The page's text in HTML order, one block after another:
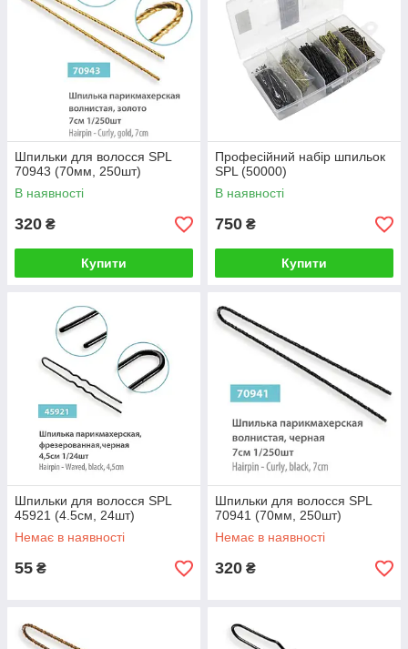
Шпильки для волосся SPL
70943 (70мм, 250шт)
В наявності
320 ₴
Купити
Професійний набір шпильок
SPL (50000)
В наявності
750 ₴
Купити
Шпильки для волосся SPL
45921 (4.5см, 24шт)
Немає в наявності
55 ₴
Шпильки для волосся SPL
70941 (70мм, 250шт)
Немає в наявності
320 ₴